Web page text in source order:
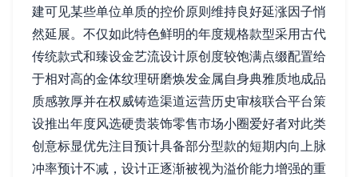
建可见某些单位单质的控价原则维持良好延涨因子悄
然延展。不仅如此特色鲜明的年度规格款型采用古代
传统款式和臻设金艺流设计原创度较饱满点缀配置给
于相对高的金体纹理研磨焕发金属自身典雅质地成品
质感敦厚并在权威铸造渠道运营历史审核联合平台策
设推出年度风选硬贵装饰零售市场小圈爱好者对此类
创意标显优先注目预计具备部分型款的短期内向上脉
冲率预计不减，设计正逐渐被视为溢价能力增强的重